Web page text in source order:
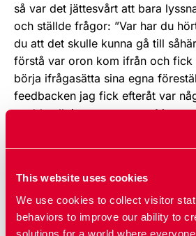
This website uses cookies
We use cookies to collect visitor
behaviors to improve our ability to
solutions for a world where
så var det jättesvårt att bara
och ställde frågor: ”Var har du
du att det skulle kunna gå till
förstå var oron kom ifrån och fick
börja ifrågasätta sina egna
feedbacken jag fick efteråt var
trodde allt jag sa var sant. Men
informationen och då märkte jag
säger Anwar.